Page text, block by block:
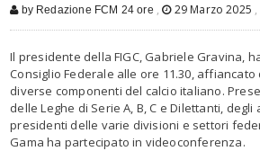
by Redazione FCM 24 ore , 29 Marzo 2025 ,
Il presidente della FIGC, Gabriele Gravina,
Consiglio Federale alle ore 11.30,
diverse componenti del calcio italiano.
delle Leghe di Serie A, B, C e Dilettanti,
presidenti delle varie divisioni e settori
Gama ha partecipato in videoconferenza.